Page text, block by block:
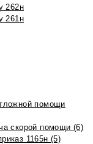
262н
261н
помощи
скорой помощи (6)
1165н (5)